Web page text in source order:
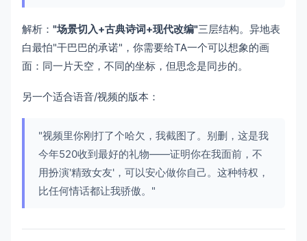
解析： "场景切入+古典诗词+现代改编"三层结构。异地表
白最怕"干巴巴的承诺"，你需要给TA一个可以想象的画
面：同一片天空，不同的坐标，但思念是同步的。
另一个适合语音/视频的版本：
"视频里你刚打了个哈欠，我截图了。别删，这是我
今年520收到最好的礼物——证明你在我面前，不
用扮演'精致女友'，可以安心做你自己。这种特权，
比任何情话都让我骄傲。"